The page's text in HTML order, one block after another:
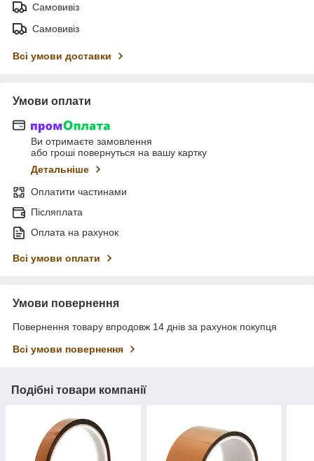
Самовивіз
Самовивіз
Всі умови доставки
Умови оплати
Ви отримаєте замовлення
або гроші повернуться на вашу картку
Детальніше
Оплатити частинами
Післяплата
Оплата на рахунок
Всі умови оплати
Умови повернення
Повернення товару впродовж 14 днів за рахунок покупця
Всі умови повернення
Подібні товари компанії